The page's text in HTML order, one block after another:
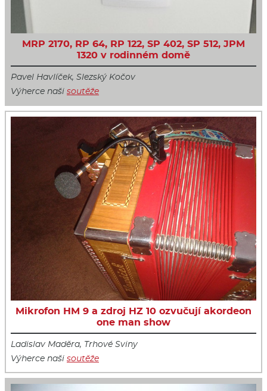
MRP 2170, RP 64, RP 122, SP 402, SP 512, JPM
1320 v rodinném domě
Pavel Havlíček, Slezský Kočov
Výherce naši soutěže
Mikrofon HM 9 a zdroj HZ 10 ozvučují akordeon
one man show
Ladislav Maděra, Trhové Sviny
Výherce naši soutěže